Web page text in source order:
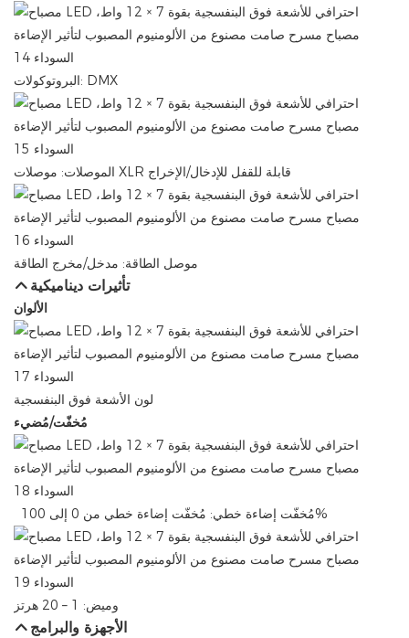
البروتوكولات: DMX
الموصلات: موصلات XLR قابلة للقفل للإدخال/الإخراج
موصل الطاقة: مدخل/مخرج الطاقة
تأثيرات ديناميكية
الألوان
لون الأشعة فوق البنفسجية
مُخفّت/مُضيء
مُخفّت إضاءة خطي: ​​مُخفّت إضاءة خطي من 0 إلى 100%
وميض: 1 – 20 هرتز
الأجهزة والبرامج